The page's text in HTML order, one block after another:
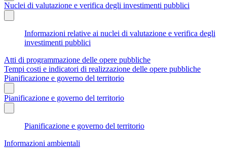
Nuclei di valutazione e verifica degli investimenti pubblici
Informazioni relative ai nuclei di valutazione e verifica degli
investimenti pubblici
Atti di programmazione delle opere pubbliche
Tempi costi e indicatori di realizzazione delle opere pubbliche
Pianificazione e governo del territorio
Pianificazione e governo del territorio
Pianificazione e governo del territorio
Informazioni ambientali